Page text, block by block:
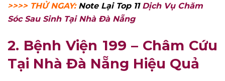
>>>> THỬ NGAY: Note Lại Top 11 Dịch Vụ Chăm
Sóc Sau Sinh Tại Nhà Đà Nẵng
2. Bệnh Viện 199 – Châm Cứu
Tại Nhà Đà Nẵng Hiệu Quả